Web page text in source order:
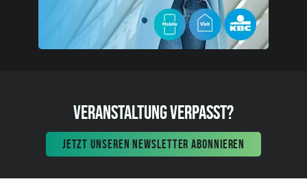
VERANSTALTUNG VERPASST?
JETZT UNSEREN NEWSLETTER ABONNIEREN